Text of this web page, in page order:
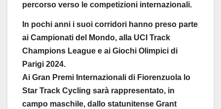
percorso verso le competizioni internazionali.
In pochi anni i suoi corridori hanno preso parte
ai Campionati del Mondo, alla UCI Track
Champions League e ai Giochi Olimpici di
Parigi 2024.
Ai Gran Premi Internazionali di Fiorenzuola lo
Star Track Cycling sarà rappresentato, in
campo maschile, dallo statunitense Grant